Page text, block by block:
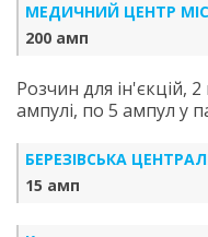
МЕДИЧНИЙ ЦЕНТР
200 амп
Розчин для ін'єкцій,
ампулі, по 5 ампул у
БЕРЕЗІВСЬКА
15 амп